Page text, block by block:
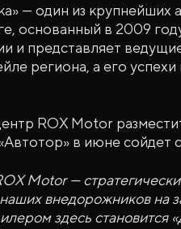
— один из
основанный в 2009
и представляет
региона, а его
ROX Motor
в июне сойдет
Motor —
внедорожников на
здесь становится